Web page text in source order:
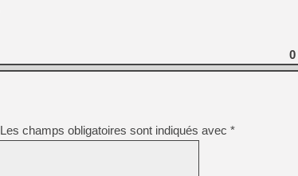
[LS] [PS5] Le WebKit
[GK] Oubliez Crazy Taxi,
[LS] [Switch] NSZ 5.0.0
[GK] No More Room in
[GK] Un chatbot Atelier
0
Les champs obligatoires sont indiqués avec *